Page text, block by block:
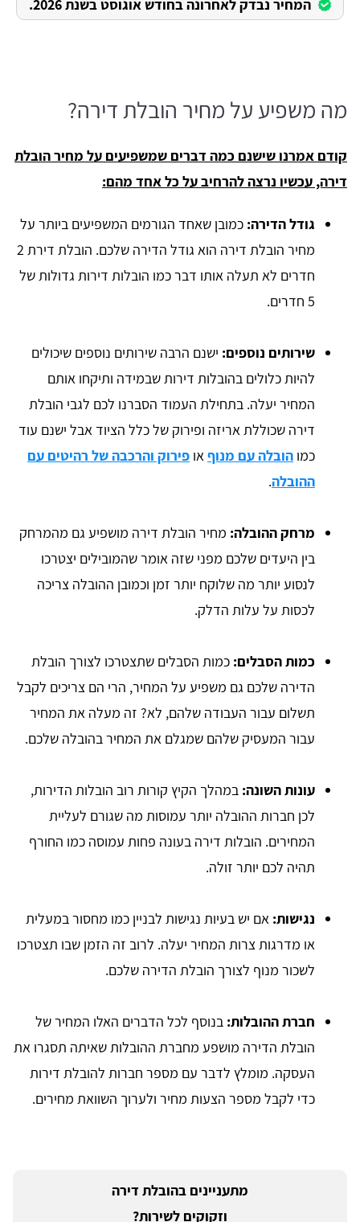
המחיר נבדק לאחרונה בחודש אוגוסט בשנת 2026.
מה משפיע על מחיר הובלת דירה?
קודם אמרנו שישנם כמה דברים שמשפיעים על מחיר הובלת
דירה, עכשיו נרצה להרחיב על כל אחד מהם:
גודל הדירה: כמובן שאחד הגורמים המשפיעים ביותר על
מחיר הובלת דירה הוא גודל הדירה שלכם. הובלת דירת 2
חדרים לא תעלה אותו דבר כמו הובלות דירות גדולות של
5 חדרים.
שירותים נוספים: ישנם הרבה שירותים נוספים שיכולים
להיות כלולים בהובלות דירות שבמידה ותיקחו אותם
המחיר יעלה. בתחילת העמוד הסברנו לכם לגבי הובלת
דירה שכוללת אריזה ופירוק של כלל הציוד אבל ישנם עוד
כמו הובלה עם מנוף או פירוק והרכבה של רהיטים עם
ההובלה.
מרחק ההובלה: מחיר הובלת דירה מושפיע גם מהמרחק
בין היעדים שלכם מפני שזה אומר שהמובילים יצטרכו
לנסוע יותר מה שלוקח יותר זמן וכמובן ההובלה צריכה
לכסות על עלות הדלק.
כמות הסבלים: כמות הסבלים שתצטרכו לצורך הובלת
הדירה שלכם גם משפיע על המחיר, הרי הם צריכים לקבל
תשלום עבור העבודה שלהם, לא? זה מעלה את המחיר
עבור המעסיק שלהם שמגלם את המחיר בהובלה שלכם.
עונות השונה: במהלך הקיץ קורות רוב הובלות הדירות,
לכן חברות ההובלה יותר עמוסות מה שגורם לעליית
המחירים. הובלות דירה בעונה פחות עמוסה כמו החורף
תהיה לכם יותר זולה.
נגישות: אם יש בעיות נגישות לבניין כמו מחסור במעלית
או מדרגות צרות המחיר יעלה. לרוב זה הזמן שבו תצטרכו
לשכור מנוף לצורך הובלת הדירה שלכם.
חברת ההובלות: בנוסף לכל הדברים האלו המחיר של
הובלת הדירה מושפע מחברת ההובלות שאיתה תסגרו את
העסקה. מומלץ לדבר עם מספר חברות להובלת דירות
כדי לקבל מספר הצעות מחיר ולערוך השוואת מחירים.
מתעניינים בהובלת דירה
וזקוקים לשירות?